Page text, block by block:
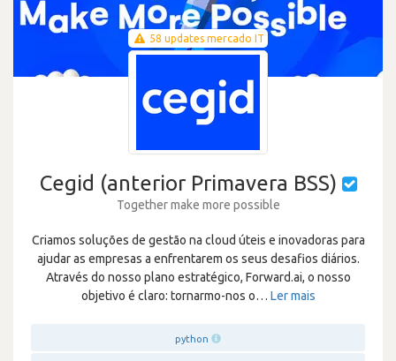
58 updates mercado IT
Cegid (anterior Primavera BSS)
Together make more possible
Criamos soluções de gestão na cloud úteis e inovadoras para
ajudar as empresas a enfrentarem os seus desafios diários.
Através do nosso plano estratégico, Forward.ai, o nosso
objetivo é claro: tornarmo-nos o… Ler mais
python